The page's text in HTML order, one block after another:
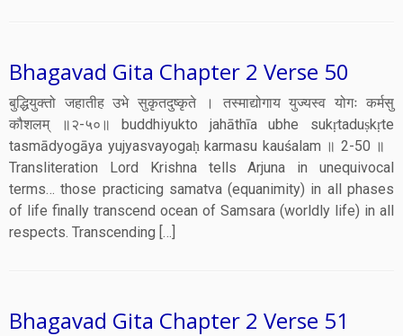
Bhagavad Gita Chapter 2 Verse 50
बुद्धियुक्तो जहातीह उभे सुकृतदुष्कृते । तस्माद्योगाय युज्यस्व योगः कर्मसु
कौशलम् ॥२-५०॥ buddhiyukto jahāthīa ubhe sukṛtaduṣkṛte
tasmādyogāya yujyasvayogaḥ karmasu kauśalam ॥ 2-50 ॥
Transliteration Lord Krishna tells Arjuna in unequivocal
terms… those practicing samatva (equanimity) in all phases
of life finally transcend ocean of Samsara (worldly life) in all
respects. Transcending […]
Bhagavad Gita Chapter 2 Verse 51